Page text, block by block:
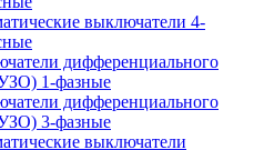
выключатели 4-
дифференциального
1-фазные
дифференциального
3-фазные
выключатели